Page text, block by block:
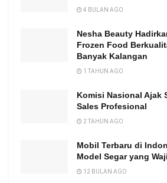
4 BULAN AGO
Nesha Beauty
Frozen Food
Banyak Kalangan
1 TAHUN AGO
Komisi Nasional Ajak
Sales Profesional
2 TAHUN AGO
Mobil Terbaru di
Model Segar yang
12 BULAN AGO